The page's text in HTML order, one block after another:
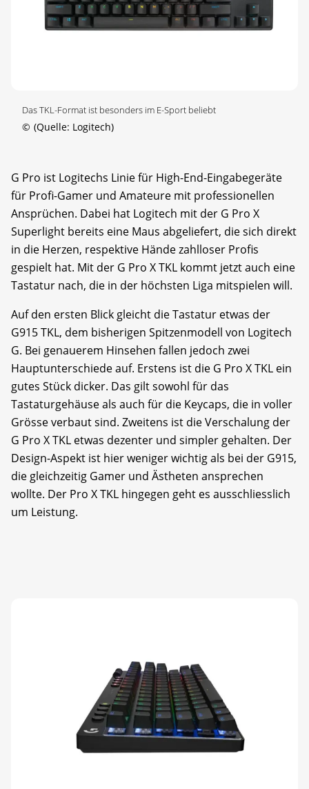
Das TKL-Format ist besonders im E-Sport beliebt
© (Quelle: Logitech)
G Pro ist Logitechs Linie für High-End-Eingabegeräte
für Profi-Gamer und Amateure mit professionellen
Ansprüchen. Dabei hat Logitech mit der G Pro X
Superlight bereits eine Maus abgeliefert, die sich direkt
in die Herzen, respektive Hände zahlloser Profis
gespielt hat. Mit der G Pro X TKL kommt jetzt auch eine
Tastatur nach, die in der höchsten Liga mitspielen will.
Auf den ersten Blick gleicht die Tastatur etwas der
G915 TKL, dem bisherigen Spitzenmodell von Logitech
G. Bei genauerem Hinsehen fallen jedoch zwei
Hauptunterschiede auf. Erstens ist die G Pro X TKL ein
gutes Stück dicker. Das gilt sowohl für das
Tastaturgehäuse als auch für die Keycaps, die in voller
Grösse verbaut sind. Zweitens ist die Verschalung der
G Pro X TKL etwas dezenter und simpler gehalten. Der
Design-Aspekt ist hier weniger wichtig als bei der G915,
die gleichzeitig Gamer und Ästheten ansprechen
wollte. Der Pro X TKL hingegen geht es ausschliesslich
um Leistung.